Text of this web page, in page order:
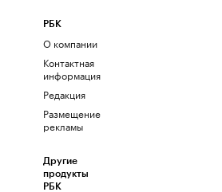
РБК
О компании
Контактная
информация
Редакция
Размещение
рекламы
Другие
продукты
РБК